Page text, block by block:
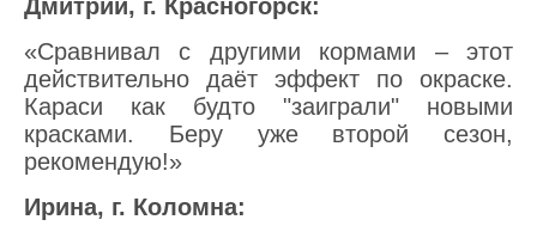
Дмитрий, г. Красногорск:
«Сравнивал с другими кормами – этот
действительно даёт эффект по окраске.
Караси как будто "заиграли" новыми
красками. Беру уже второй сезон,
рекомендую!»
Ирина, г. Коломна: